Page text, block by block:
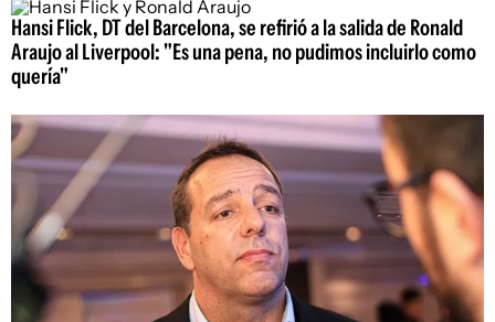
Hansi Flick, DT del Barcelona, se refirió a la salida de Ronald
Araujo al Liverpool: "Es una pena, no pudimos incluirlo como
quería"